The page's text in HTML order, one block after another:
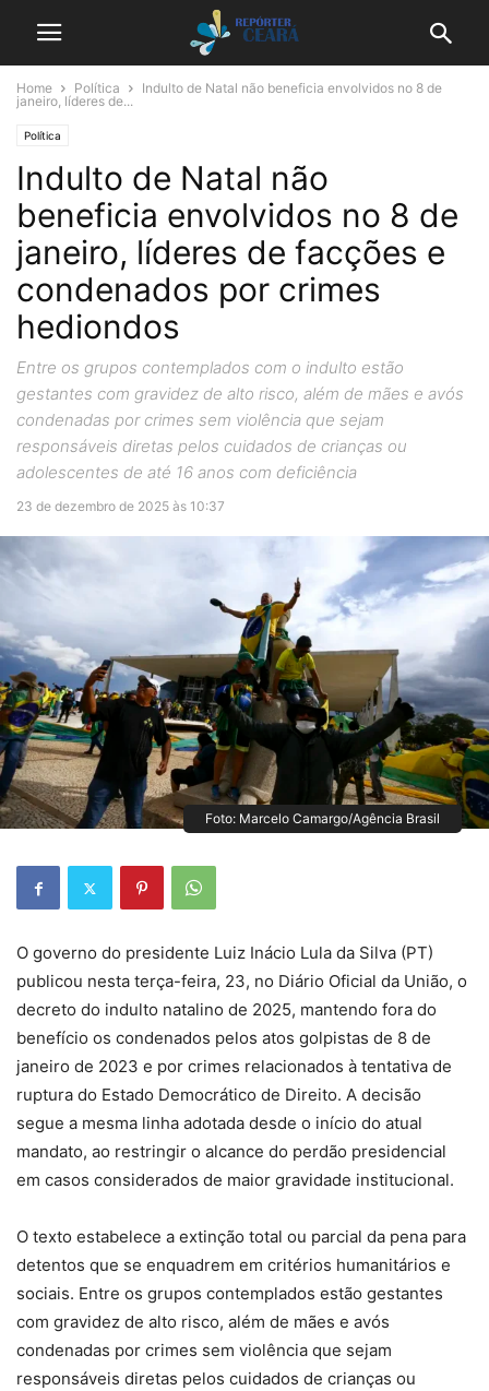
Home Política
Indulto de Natal não beneficia envolvidos no 8 de
janeiro, líderes de...
Política
Indulto de Natal não
beneficia envolvidos no 8 de
janeiro, líderes de facções e
condenados por crimes
hediondos
Entre os grupos contemplados com o indulto estão
gestantes com gravidez de alto risco, além de mães e avós
condenadas por crimes sem violência que sejam
responsáveis diretas pelos cuidados de crianças ou
adolescentes de até 16 anos com deficiência
23 de dezembro de 2025 às 10:37
Foto: Marcelo Camargo/Agência Brasil
O governo do presidente Luiz Inácio Lula da Silva (PT)
publicou nesta terça-feira, 23, no Diário Oficial da União, o
decreto do indulto natalino de 2025, mantendo fora do
benefício os condenados pelos atos golpistas de 8 de
janeiro de 2023 e por crimes relacionados à tentativa de
ruptura do Estado Democrático de Direito. A decisão
segue a mesma linha adotada desde o início do atual
mandato, ao restringir o alcance do perdão presidencial
em casos considerados de maior gravidade institucional.
O texto estabelece a extinção total ou parcial da pena para
detentos que se enquadrem em critérios humanitários e
sociais. Entre os grupos contemplados estão gestantes
com gravidez de alto risco, além de mães e avós
condenadas por crimes sem violência que sejam
responsáveis diretas pelos cuidados de crianças ou